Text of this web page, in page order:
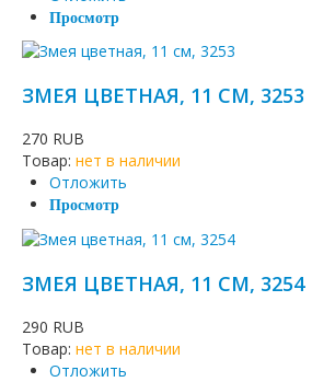
Просмотр
ЗМЕЯ ЦВЕТНАЯ, 11 СМ, 3253
270 RUB
Товар: нет в наличии
Отложить
Просмотр
ЗМЕЯ ЦВЕТНАЯ, 11 СМ, 3254
290 RUB
Товар: нет в наличии
Отложить